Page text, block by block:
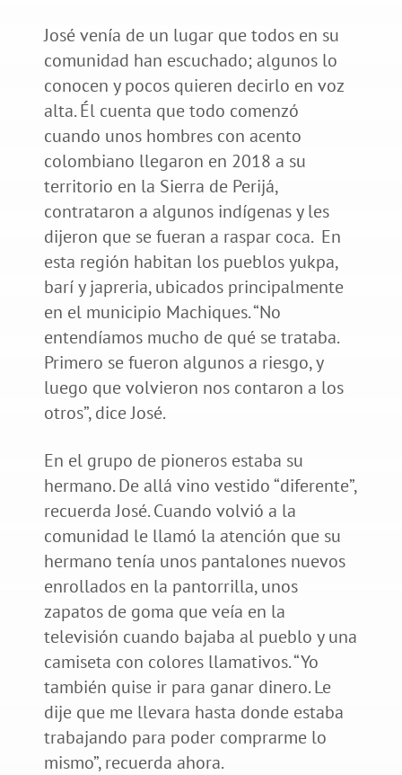
José venía de un lugar que todos en su
comunidad han escuchado; algunos lo
conocen y pocos quieren decirlo en voz
alta. Él cuenta que todo comenzó
cuando unos hombres con acento
colombiano llegaron en 2018 a su
territorio en la Sierra de Perijá,
contrataron a algunos indígenas y les
dijeron que se fueran a raspar coca. En
esta región habitan los pueblos yukpa,
barí y japreria, ubicados principalmente
en el municipio Machiques. “No
entendíamos mucho de qué se trataba.
Primero se fueron algunos a riesgo, y
luego que volvieron nos contaron a los
otros”, dice José.
En el grupo de pioneros estaba su
hermano. De allá vino vestido “diferente”,
recuerda José. Cuando volvió a la
comunidad le llamó la atención que su
hermano tenía unos pantalones nuevos
enrollados en la pantorrilla, unos
zapatos de goma que veía en la
televisión cuando bajaba al pueblo y una
camiseta con colores llamativos. “Yo
también quise ir para ganar dinero. Le
dije que me llevara hasta donde estaba
trabajando para poder comprarme lo
mismo”, recuerda ahora.